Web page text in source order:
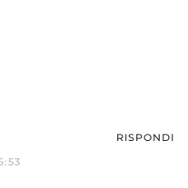
RISPONDI